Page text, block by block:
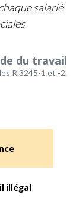
salarié
du travail
R.3245-1 et -2.
illégal